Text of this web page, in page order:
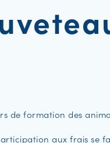
de formation des
aux frais se